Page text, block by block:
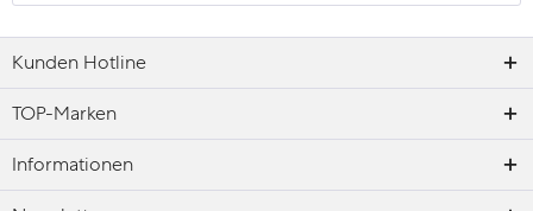
Kunden Hotline
TOP-Marken
Informationen